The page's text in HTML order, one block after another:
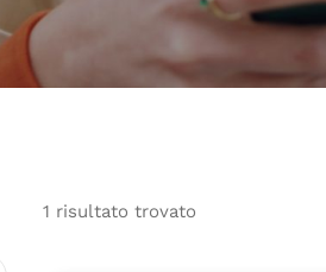
1 risultato trovato